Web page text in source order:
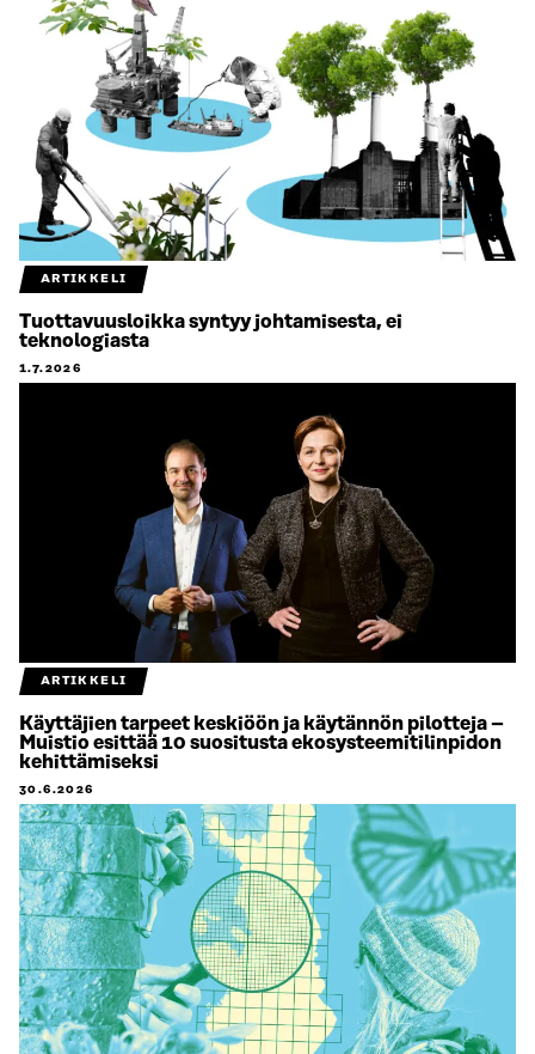
ARTIKKELI
Tuottavuusloikka syntyy johtamisesta, ei
teknologiasta
1.7.2026
ARTIKKELI
Käyttäjien tarpeet keskiöön ja käytännön pilotteja –
Muistio esittää 10 suositusta ekosysteemitilinpidon
kehittämiseksi
30.6.2026